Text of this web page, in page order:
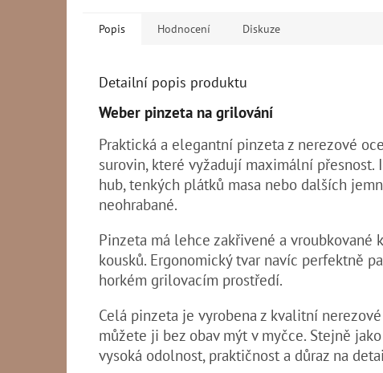
Popis Hodnocení Diskuze
Detailní popis produktu
Weber pinzeta na grilování
Praktická a elegantní pinzeta z nerezové
surovin, které vyžadují maximální
hub, tenkých plátků masa nebo dalších
neohrabané.
Pinzeta má lehce zakřivené a
kousků. Ergonomický tvar navíc perfektně
horkém grilovacím prostředí.
Celá pinzeta je vyrobena z kvalitní
můžete ji bez obav mýt v myčce. Stejně
vysoká odolnost, praktičnost a důraz na